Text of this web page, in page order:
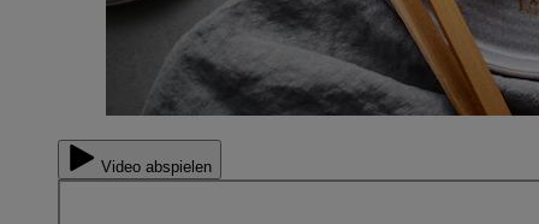
Video abspielen